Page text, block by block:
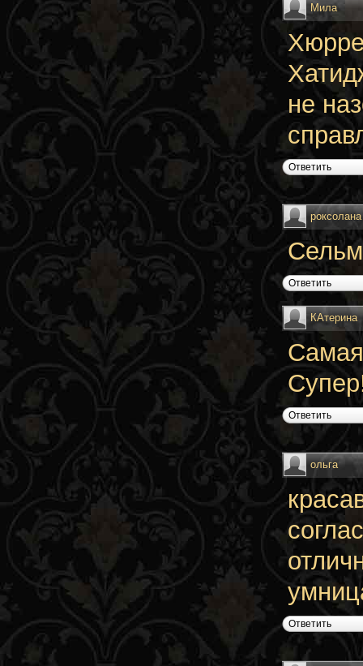
Мила
не
Ответить
роксолана
Ответить
КАтерина
Ответить
ольга
Ответить